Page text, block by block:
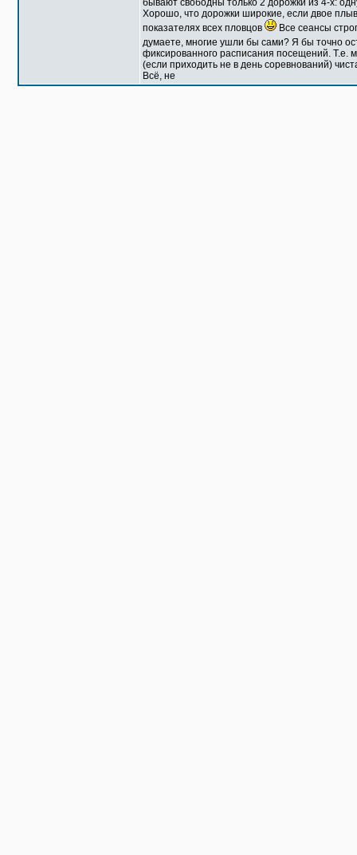
бывают свободны только 2 дорожки из 4-х:
Хорошо, что дорожки широкие, если двое
показателях всех пловцов
Все сеансы
думаете, многие ушли бы сами? Я бы точно
фиксированного расписания посещений. Т.е.
(если приходить не в день соревнований)
Всё, не